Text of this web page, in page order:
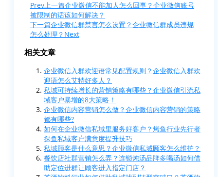
Prev上一篇企业微信不能加人怎么回事？企业微信账号
被限制的话该如何解决？
下一篇企业微信群禁言怎么设置？企业微信群成员违规
怎么处理？ Next
相关文章
企业微信入群欢迎语常见配置规则？企业微信入群欢
迎语怎么艾特好多人？
私域可持续增长的营销策略有哪些？企业微信引流私
域客户暴增的8大策略！
企业微信内容营销怎么做？企业微信内容营销的策略
都有哪些?
如何在企业微信私域里服务好客户？烤鱼行业先行者
探鱼私域客户满意度提升技巧
私域顾客是什么意思？企业微信私域顾客怎么维护？
餐饮店社群营销怎么弄？连锁炖汤品牌多喝汤如何借
助定位进群让顾客进入指定门店？